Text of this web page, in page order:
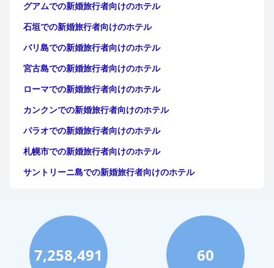
グアムでの新婚旅行者向けのホテル
石垣での新婚旅行者向けのホテル
バリ島での新婚旅行者向けのホテル
宮古島での新婚旅行者向けのホテル
ローマでの新婚旅行者向けのホテル
カンクンでの新婚旅行者向けのホテル
パラオでの新婚旅行者向けのホテル
札幌市での新婚旅行者向けのホテル
サントリーニ島での新婚旅行者向けのホテル
京都市での新婚旅行者向けのホテル
ヨーロッパでの新婚旅行者向けのホテル
オーストラリアでの新婚旅行者向けのホテル
7,258,491 60